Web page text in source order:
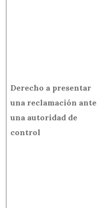
Derecho a presentar
una reclamación ante
una autoridad de
control